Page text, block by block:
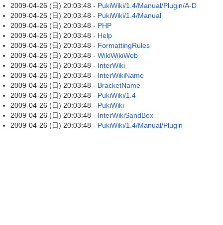
2009-04-26 (日) 20:03:48 - PukiWiki/1.4/Manual/Plugin/A-D
2009-04-26 (日) 20:03:48 - PukiWiki/1.4/Manual
2009-04-26 (日) 20:03:48 - PHP
2009-04-26 (日) 20:03:48 - Help
2009-04-26 (日) 20:03:48 - FormattingRules
2009-04-26 (日) 20:03:48 - WikiWikiWeb
2009-04-26 (日) 20:03:48 - InterWiki
2009-04-26 (日) 20:03:48 - InterWikiName
2009-04-26 (日) 20:03:48 - BracketName
2009-04-26 (日) 20:03:48 - PukiWiki/1.4
2009-04-26 (日) 20:03:48 - PukiWiki
2009-04-26 (日) 20:03:48 - InterWikiSandBox
2009-04-26 (日) 20:03:48 - PukiWiki/1.4/Manual/Plugin